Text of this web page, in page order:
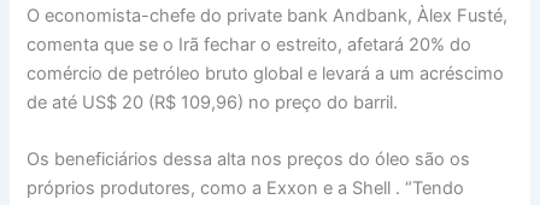
O economista-chefe do private bank Andbank, Àlex Fusté,
comenta que se o Irã fechar o estreito, afetará 20% do
comércio de petróleo bruto global e levará a um acréscimo
de até US$ 20 (R$ 109,96) no preço do barril.
Os beneficiários dessa alta nos preços do óleo são os
próprios produtores, como a Exxon e a Shell . “Tendo